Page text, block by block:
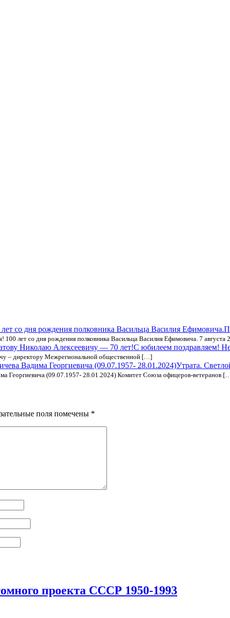
100 лет со дня рождения полковника Васильца Василия Ефимовича. 7
С юбилеем поздравляем!
– директору Межрегиональной общественной […]
Утрата.
Георгиевича (09.07.1957- 28.01.2024) Комитет Союза офицеров-ветеранов
поля помечены *
проекта СССР 1950-1993